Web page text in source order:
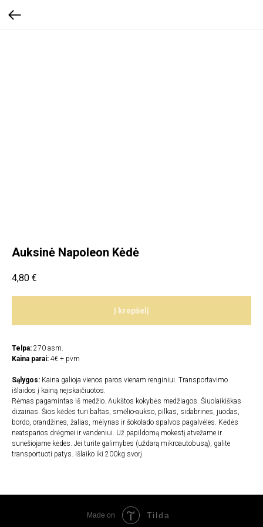
Auksinė Napoleon Kėdė
4,80 €
Į krepšelį
Telpa: 270 asm.
Kaina parai: 4€ + pvm
Sąlygos: Kaina galioja vienos paros vienam renginiui. Transportavimo
išlaidos į kainą neįskaičiuotos.
Rėmas pagamintas iš medžio. Aukštos kokybės medžiagos. Šiuolaikiškas
dizainas. Šios kėdės turi baltas, smėlio-aukso, pilkas, sidabrines, juodas,
bordo, orandžines, žalias, mėlynas ir šokolado spalvos pagalvėles. Kėdės
neatsparios drėgmei ir vandeniui. Už papildomą mokestį atvežame ir
sunešiojame kėdes. Jei turite galimybes (uždarą mikroautobusą), galite
transportuoti patys. Išlaiko iki 200kg svorį
Made on Tilda